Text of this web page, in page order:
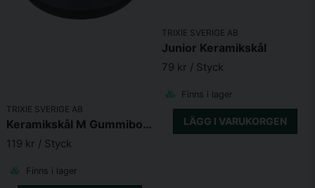
TRIXIE SVERIGE AB
Keramikskål M Gummibotten
119 kr / Styck
Finns i lager
TRIXIE SVERIGE AB
Junior Keramikskål
79 kr / Styck
Finns i lager
LÄGG I VARUKORGEN